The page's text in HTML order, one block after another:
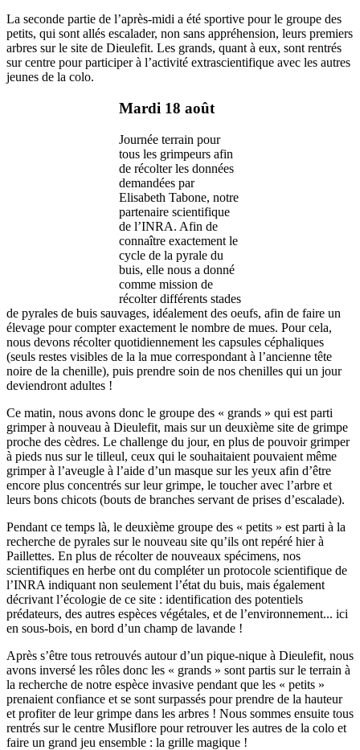
La seconde partie de l’après-midi a été sportive pour le groupe des
petits, qui sont allés escalader, non sans appréhension, leurs premiers
arbres sur le site de Dieulefit. Les grands, quant à eux, sont rentrés
sur centre pour participer à l’activité extrascientifique avec les autres
jeunes de la colo.
Mardi 18 août
Journée terrain pour
tous les grimpeurs afin
de récolter les données
demandées par
Elisabeth Tabone, notre
partenaire scientifique
de l’INRA. Afin de
connaître exactement le
cycle de la pyrale du
buis, elle nous a donné
comme mission de
récolter différents stades
de pyrales de buis sauvages, idéalement des oeufs, afin de faire un
élevage pour compter exactement le nombre de mues. Pour cela,
nous devons récolter quotidiennement les capsules céphaliques
(seuls restes visibles de la la mue correspondant à l’ancienne tête
noire de la chenille), puis prendre soin de nos chenilles qui un jour
deviendront adultes !
Ce matin, nous avons donc le groupe des « grands » qui est parti
grimper à nouveau à Dieulefit, mais sur un deuxième site de grimpe
proche des cèdres. Le challenge du jour, en plus de pouvoir grimper
à pieds nus sur le tilleul, ceux qui le souhaitaient pouvaient même
grimper à l’aveugle à l’aide d’un masque sur les yeux afin d’être
encore plus concentrés sur leur grimpe, le toucher avec l’arbre et
leurs bons chicots (bouts de branches servant de prises d’escalade).
Pendant ce temps là, le deuxième groupe des « petits » est parti à la
recherche de pyrales sur le nouveau site qu’ils ont repéré hier à
Paillettes. En plus de récolter de nouveaux spécimens, nos
scientifiques en herbe ont du compléter un protocole scientifique de
l’INRA indiquant non seulement l’état du buis, mais également
décrivant l’écologie de ce site : identification des potentiels
prédateurs, des autres espèces végétales, et de l’environnement... ici
en sous-bois, en bord d’un champ de lavande !
Après s’être tous retrouvés autour d’un pique-nique à Dieulefit, nous
avons inversé les rôles donc les « grands » sont partis sur le terrain à
la recherche de notre espèce invasive pendant que les « petits »
prenaient confiance et se sont surpassés pour prendre de la hauteur
et profiter de leur grimpe dans les arbres ! Nous sommes ensuite tous
rentrés sur le centre Musiflore pour retrouver les autres de la colo et
faire un grand jeu ensemble : la grille magique !